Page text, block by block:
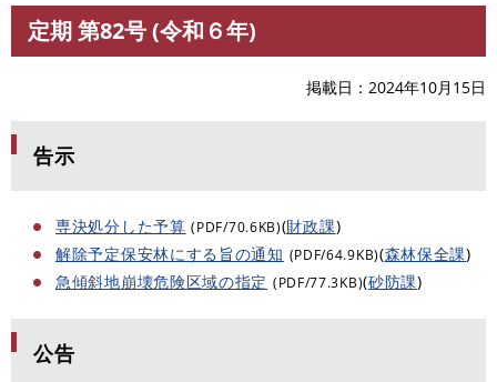
頭
す文
定期 第82号 (令和６年)
掲載日 2024年10月15日
告示
専決処分した予算 (PDF/70.6KB)(財政課)
解除予定保安林にする旨の通知 (PDF/64.9KB)(森林保全課)
急傾斜地崩壊危険区域の指定 (PDF/77.3KB)(砂防課)
公告